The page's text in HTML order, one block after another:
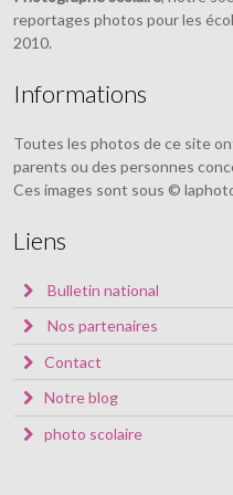
reportages photos pour les
2010.
Informations
Toutes les photos de ce site
parents ou des personnes
Ces images sont sous ©
Liens
Bulletin national
Nos partenaires
Contact
Notre blog
photo scolaire